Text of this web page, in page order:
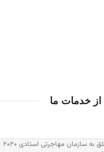
خدمات ما
تمام حقوق مادی و معنوی این پایگاه متعلق به سازمان مهاجرتی استادی ۲۰۲۰